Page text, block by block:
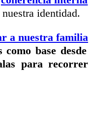
identidad.
a nuestra familia
como base desde
para recorrer